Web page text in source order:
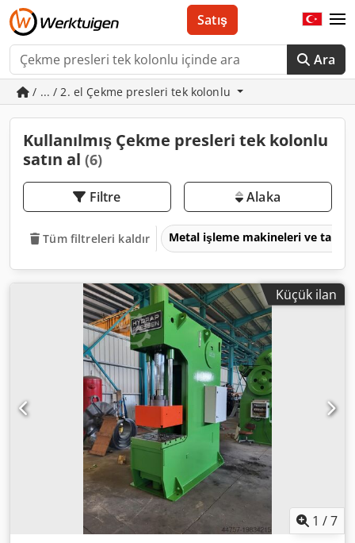
Ara
Satış
/ ... / 2. el Çekme presleri tek kolonlu
Kullanılmış Çekme presleri tek kolonlu
satın al (6)
Filtre Alaka
Tüm filtreleri kaldır Metal işleme makineleri ve
Küçük ilan
1 /7